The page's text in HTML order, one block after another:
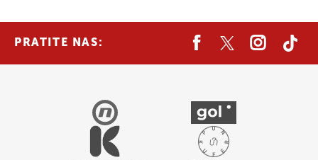
PRATITE NAS: